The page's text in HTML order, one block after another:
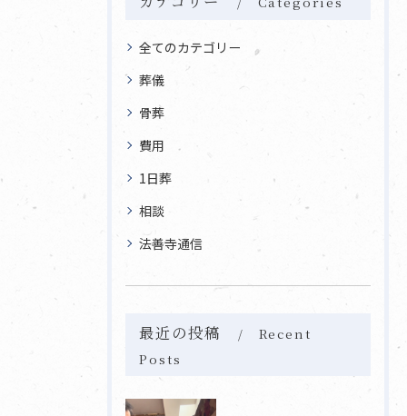
全てのカテゴリー
葬儀
骨葬
費用
1日葬
相談
法善寺通信
最近の投稿
Recent
Posts